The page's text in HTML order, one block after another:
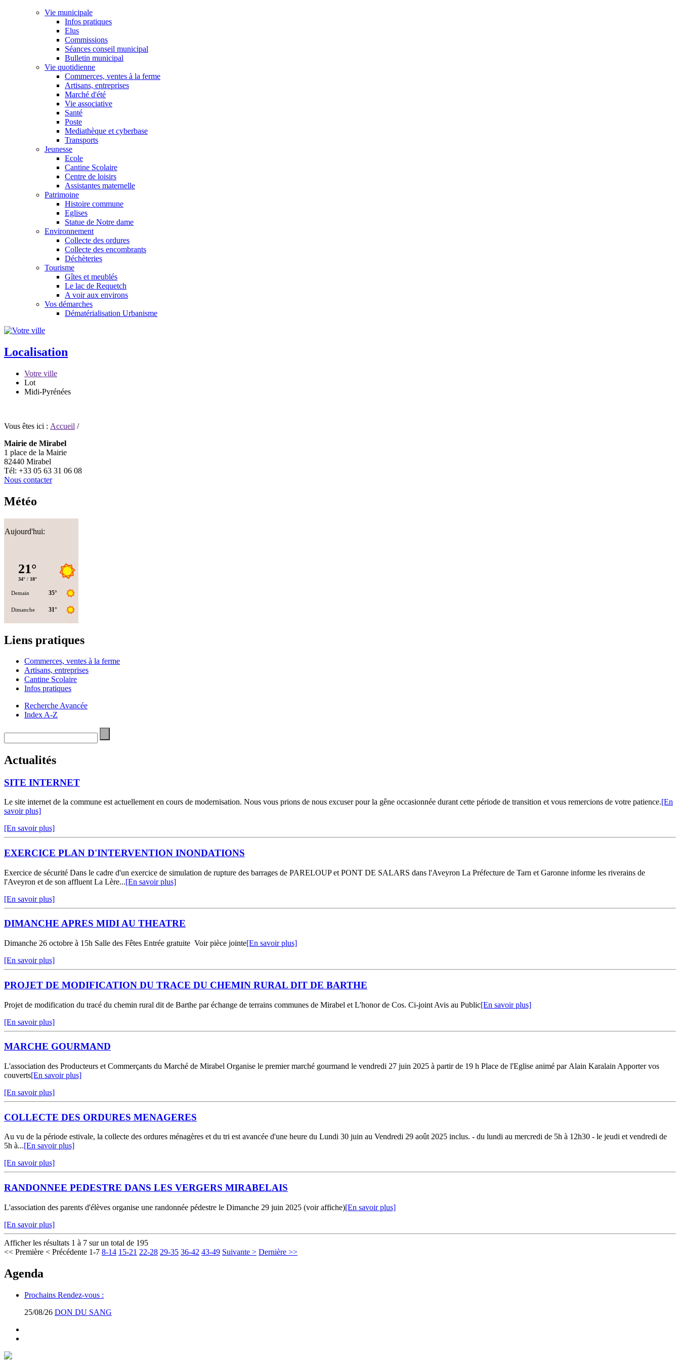
Vie municipale
Infos pratiques
Elus
Commissions
Séances conseil municipal
Bulletin municipal
Vie quotidienne
Commerces, ventes à la ferme
Artisans, entreprises
Marché d'été
Vie associative
Santé
Poste
Mediathèque et cyberbase
Transports
Jeunesse
Ecole
Cantine Scolaire
Centre de loisirs
Assistantes maternelle
Patrimoine
Histoire commune
Eglises
Statue de Notre dame
Environnement
Collecte des ordures
Collecte des encombrants
Déchèteries
Tourisme
Gîtes et meublés
Le lac de Requetch
A voir aux environs
Vos démarches
Dématérialisation Urbanisme
Localisation
Votre ville
Lot
Midi-Pyrénées
Vous êtes ici : Accueil /
Mairie de Mirabel
1 place de la Mairie
82440 Mirabel
Tél: +33 05 63 31 06 08
Nous contacter
Météo
Aujourd'hui:
Liens pratiques
Commerces, ventes à la ferme
Artisans, entreprises
Cantine Scolaire
Infos pratiques
Recherche Avancée
Index A-Z
Actualités
SITE INTERNET
Le site internet de la commune est actuellement en cours de modernisation. Nous vous prions de nous excuser pour la gêne occasionnée durant cette période de transition et vous remercions de votre patience.[En
savoir plus]
[En savoir plus]
EXERCICE PLAN D'INTERVENTION INONDATIONS
Exercice de sécurité Dans le cadre d'un exercice de simulation de rupture des barrages de PARELOUP et PONT DE SALARS dans l'Aveyron La Préfecture de Tarn et Garonne informe les riverains de
l'Aveyron et de son affluent La Lère...[En savoir plus]
[En savoir plus]
DIMANCHE APRES MIDI AU THEATRE
Dimanche 26 octobre à 15h Salle des Fêtes Entrée gratuite Voir pièce jointe[En savoir plus]
[En savoir plus]
PROJET DE MODIFICATION DU TRACE DU CHEMIN RURAL DIT DE BARTHE
Projet de modification du tracé du chemin rural dit de Barthe par échange de terrains communes de Mirabel et L'honor de Cos. Ci-joint Avis au Public[En savoir plus]
[En savoir plus]
MARCHE GOURMAND
L'association des Producteurs et Commerçants du Marché de Mirabel Organise le premier marché gourmand le vendredi 27 juin 2025 à partir de 19 h Place de l'Eglise animé par Alain Karalain Apporter vos
couverts[En savoir plus]
[En savoir plus]
COLLECTE DES ORDURES MENAGERES
Au vu de la période estivale, la collecte des ordures ménagères et du tri est avancée d'une heure du Lundi 30 juin au Vendredi 29 août 2025 inclus. - du lundi au mercredi de 5h à 12h30 - le jeudi et vendredi de
5h à...[En savoir plus]
[En savoir plus]
RANDONNEE PEDESTRE DANS LES VERGERS MIRABELAIS
L'association des parents d'élèves organise une randonnée pédestre le Dimanche 29 juin 2025 (voir affiche)[En savoir plus]
[En savoir plus]
Afficher les résultats 1 à 7 sur un total de 195
<< Première < Précédente 1-7 8-14 15-21 22-28 29-35 36-42 43-49 Suivante > Dernière >>
Agenda
Prochains Rendez-vous :
25/08/26 DON DU SANG